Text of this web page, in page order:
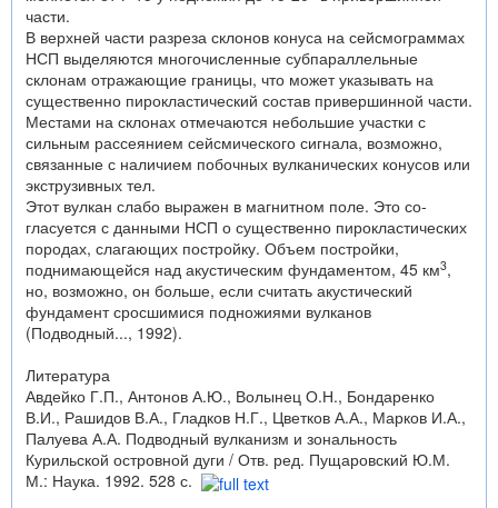
части.
В верхней части раз­реза склонов конуса на сейсмограммах
НСП выделяются многочисленные субпарал­лельные
склонам отражающие границы, что может указывать на
существенно пирокластический состав привершинной части.
Местами на склонах отмечаются неболь­шие участки с
сильным рассеянием сейсмического сигнала, возможно,
связанные с наличием побочных вулканических конусов или
экструзивных тел.
Этот вулкан слабо выражен в магнитном поле. Это со­
гласуется с данными НСП о существенно пирокластических
породах, слагающих по­стройку. Объем постройки,
поднимающейся над акустическим фундаментом, 45 км3,
но, возможно, он больше, если считать акустический
фундамент сросшимися под­ножиями вулканов
(Подводный..., 1992).
Литература
Авдейко Г.П., Антонов А.Ю., Волынец О.Н., Бондаренко
В.И., Рашидов В.А., Гладков Н.Г., Цветков А.А., Марков И.А.,
Палуева А.А. Подводный вулканизм и зональность
Курильской островной дуги / Отв. ред. Пущаровский Ю.М.
М.: Наука. 1992. 528 с.